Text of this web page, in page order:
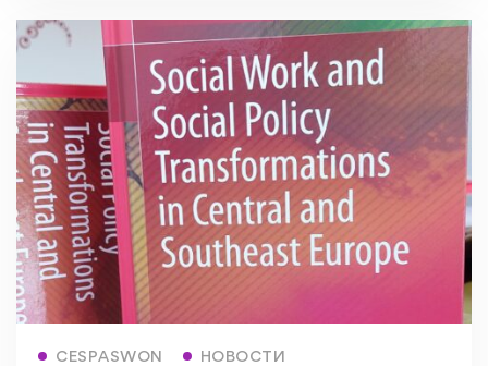
CESPASWON НОВОСТИ